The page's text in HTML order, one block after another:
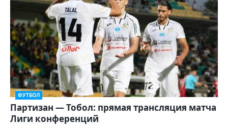
ФУТБОЛ
Партизан — Тобол: прямая трансляция матча
Лиги конференций